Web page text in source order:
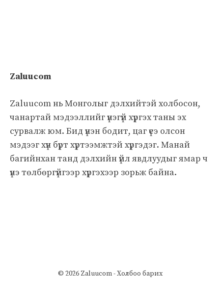
Zaluucom
Zaluucom нь Монголыг дэлхийтэй холбосон,
чанартай мэдээллийг үнэгүй хүргэх таны эх
сурвалж юм. Бид үнэн бодит, цаг үеэ олсон
мэдээг хүн бүрт хүртээмжтэй хүргэдэг. Манай
багийнхан танд дэлхийн үйл явдлуудыг ямар ч
үнэ төлбөргүйгээр хүргэхээр зорьж байна.
© 2026 Zaluucom -Холбоо барих